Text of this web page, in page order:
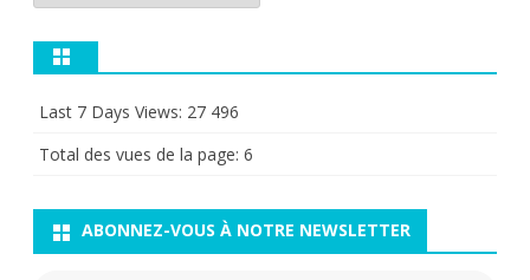
Last 7 Days Views: 27 496
Total des vues de la page: 6
ABONNEZ-VOUS À NOTRE NEWSLETTER